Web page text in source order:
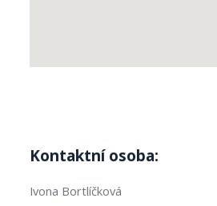
Kontaktní osoba:
Ivona Bortlíčková